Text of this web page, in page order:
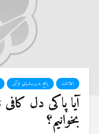
اعلانات پاسخ به پرسشهای قرآنی
آیا پاکی دل
بخوانیم؟